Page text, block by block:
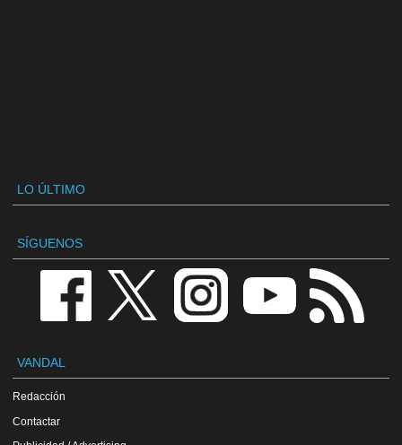
LO ÚLTIMO
SÍGUENOS
VANDAL
Redacción
Contactar